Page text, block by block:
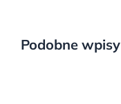
Podobne wpisy